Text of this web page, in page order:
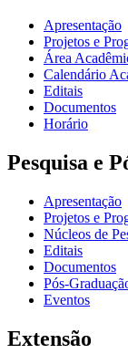
Apresentação
Projetos e
Área
Calendário
Editais
Documentos
Horário
Pesquisa e
Apresentação
Projetos e
Núcleos de
Editais
Documentos
Pós-
Eventos
Extensão